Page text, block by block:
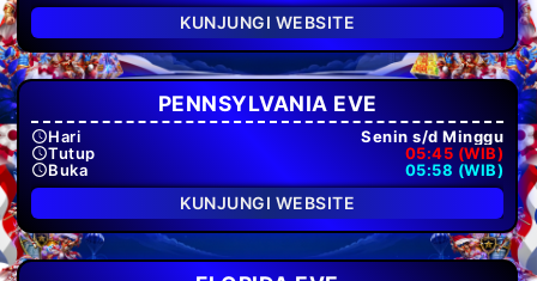
KUNJUNGI WEBSITE
PENNSYLVANIA EVE
Hari
Senin s/d Minggu
Tutup
05:45 (WIB)
Buka
05:58 (WIB)
KUNJUNGI WEBSITE